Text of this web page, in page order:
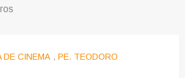
DE CINEMA , PE. TEODORO